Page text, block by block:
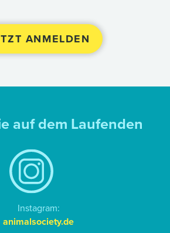
auf dem Laufenden
Instagram:
animalsociety.de